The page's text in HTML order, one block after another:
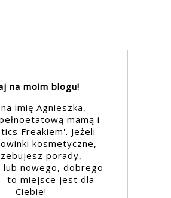
na moim blogu!
imię Agnieszka,
mamą i
Freakiem'. Jeżeli
kosmetyczne,
porady,
lub nowego, dobrego
to miejsce jest dla
Ciebie!